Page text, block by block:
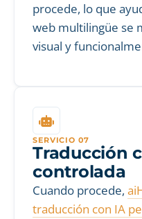
procede, lo que
web multilingüe se
visual y
SERVICIO 07
Traducción
controlada
Cuando procede,
traducción con IA